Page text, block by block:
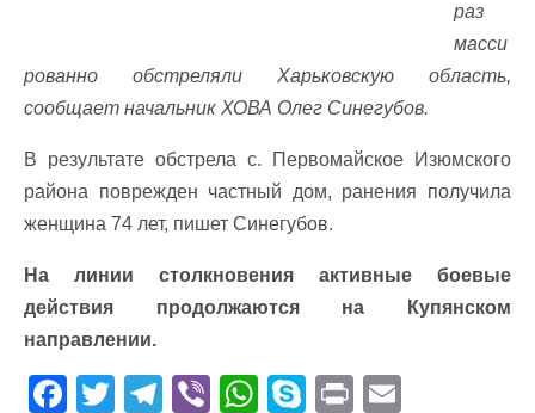
раз
масси
рованно обстреляли Харьковскую область,
сообщает начальник ХОВА Олег Синегубов.
В результате обстрела с. Первомайское Изюмского
района поврежден частный дом, ранения получила
женщина 74 лет, пишет Синегубов.
На линии столкновения активные боевые
действия продолжаются на Купянском
направлении.
F T T Vi W S Pr